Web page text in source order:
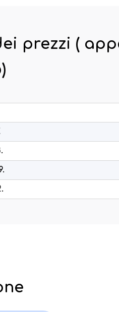
prezzi (